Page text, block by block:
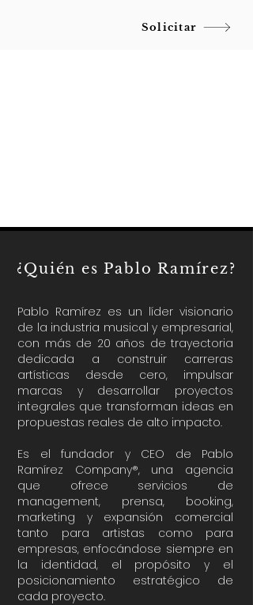
Solicitar
¿Quién es Pablo Ramírez?
Pablo Ramírez es un líder visionario
de la industria musical y empresarial,
con más de 20 años de trayectoria
dedicada a construir carreras
artísticas desde cero, impulsar
marcas y desarrollar proyectos
integrales que transforman ideas en
propuestas reales de alto impacto.
Es el fundador y CEO de Pablo
Ramírez Company®, una agencia
que ofrece servicios de
management, prensa, booking,
marketing y expansión comercial
tanto para artistas como para
empresas, enfocándose siempre en
la identidad, el propósito y el
posicionamiento estratégico de
cada proyecto.